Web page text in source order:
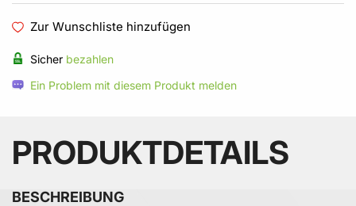
Zur Wunschliste hinzufügen
Sicher bezahlen
Ein Problem mit diesem Produkt melden
PRODUKTDETAILS
BESCHREIBUNG